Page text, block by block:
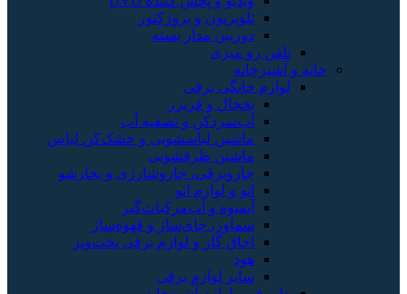
تلویزیون و پروژکتور
دوربین مدار بسته
تلفن رو میزی
خانه و آشپزخانه
لوازم خانگی برقی
یخچال و فریزر
آب‌سردکن و تصفیه آب
ماشین لباسشویی و خشک‌کن لباس
ماشین ظرفشویی
جاروبرقی، جاروشارژی و بخارشو
اتو و لوازم اتو
آبمیوه و آب‌مرکبات‌گیر
سماور، چای‌ساز و قهوه‌ساز
اجاق گاز و لوازم برقی پخت‌وپز
هود
سایر لوازم برقی